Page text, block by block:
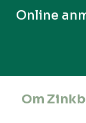
Online
Om